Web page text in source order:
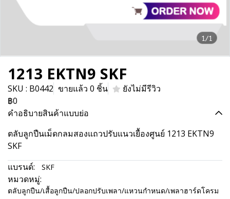
1/1
1213 EKTN9 SKF
SKU : B0442 ขายแล้ว 0 ชิ้น
ยังไม่มีรีวิว
฿0
คำอธิบายสินค้าแบบย่อ
ตลับลูกปืนเม็ดกลมสองแถวปรับแนวเยื้องศูนย์ 1213 EKTN9
SKF
แบรนด์:
SKF
หมวดหมู่:
ตลับลูกปืน/เสื้อลูกปืน/ปลอกปรับเพลา/แหวนกำหนด/เพลาฮาร์ดโครม